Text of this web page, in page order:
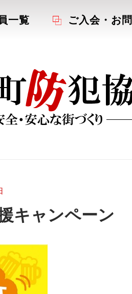
一覧 ご入会・お
キャンペーン